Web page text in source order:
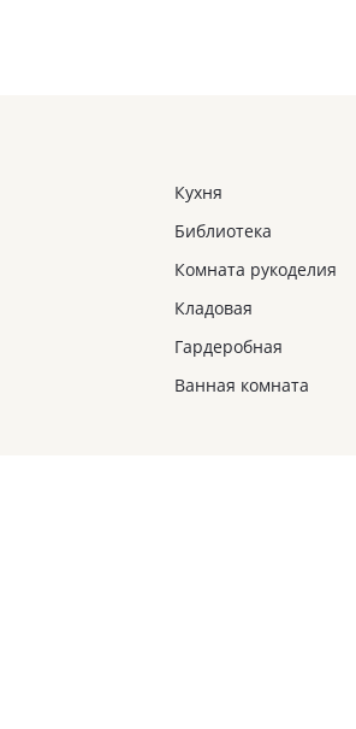
Кухня
Библиотека
Комната рукоделия
Кладовая
Гардеробная
Ванная комната